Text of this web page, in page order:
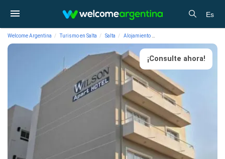
Es
Welcome Argentina Turismo en Salta Salta Alojamiento
¡Consulte ahora!